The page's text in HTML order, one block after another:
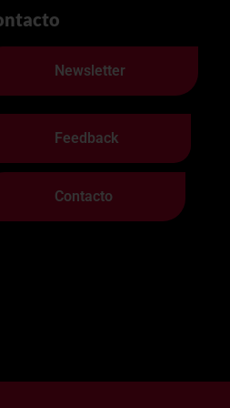
Newsletter
Feedback
Contacto